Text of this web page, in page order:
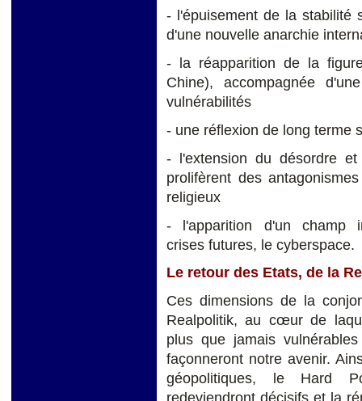
- l'épuisement de la stabilité
d'une nouvelle anarchie
- la réapparition de la
Chine), accompagnée
vulnérabilités
- une réflexion de long terme
- l'extension du désordre
prolifèrent des
religieux
- l'apparition d'un champ
crises futures, le cyberspace.
Le retour des Etats, de la
Ces dimensions de la
Realpolitik, au cœur de
plus que jamais
façonneront notre avenir.
géopolitiques, le Hard